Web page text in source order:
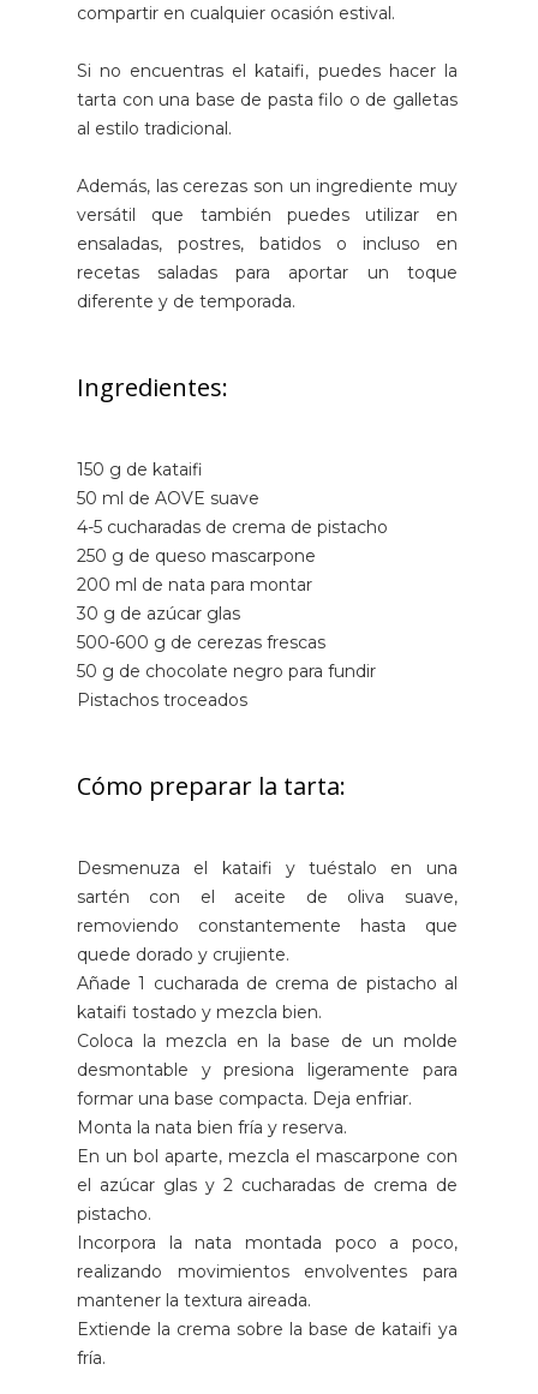
compartir en cualquier ocasión estival.
Si no encuentras el kataifi, puedes hacer la
tarta con una base de pasta filo o de galletas
al estilo tradicional.
Además, las cerezas son un ingrediente muy
versátil que también puedes utilizar en
ensaladas, postres, batidos o incluso en
recetas saladas para aportar un toque
diferente y de temporada.
Ingredientes:
150 g de kataifi
50 ml de AOVE suave
4-5 cucharadas de crema de pistacho
250 g de queso mascarpone
200 ml de nata para montar
30 g de azúcar glas
500-600 g de cerezas frescas
50 g de chocolate negro para fundir
Pistachos troceados
Cómo preparar la tarta:
Desmenuza el kataifi y tuéstalo en una
sartén con el aceite de oliva suave,
removiendo constantemente hasta que
quede dorado y crujiente.
Añade 1 cucharada de crema de pistacho al
kataifi tostado y mezcla bien.
Coloca la mezcla en la base de un molde
desmontable y presiona ligeramente para
formar una base compacta. Deja enfriar.
Monta la nata bien fría y reserva.
En un bol aparte, mezcla el mascarpone con
el azúcar glas y 2 cucharadas de crema de
pistacho.
Incorpora la nata montada poco a poco,
realizando movimientos envolventes para
mantener la textura aireada.
Extiende la crema sobre la base de kataifi ya
fría.